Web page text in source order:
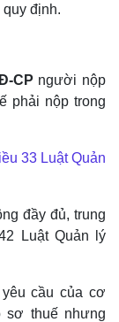
định.
CP người nộp
phải nộp trong
33 Luật Quản
đầy đủ, trung
Luật Quản lý
cầu của cơ
sơ thuế nhưng